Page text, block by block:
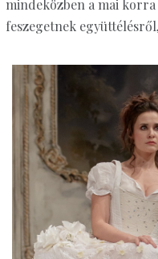
mindeközben a mai
feszegetnek